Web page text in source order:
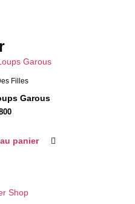
Filles
Garous
panier